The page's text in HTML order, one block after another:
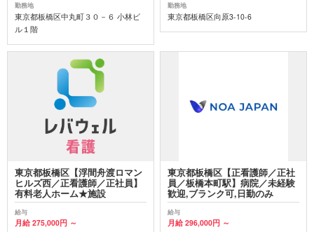
勤務地
東京都板橋区中丸町３０－６ 小林ビ
ル１階
勤務地
東京都板橋区向原3-10-6
東京都板橋区【浮間舟渡ロマン
ヒルズ西／正看護師／正社員】
有料老人ホーム★施設
給与
月給 275,000円 ～
東京都板橋区【正看護師／正社
員／板橋本町駅】病院／未経験
歓迎,ブランク可,日勤のみ
給与
月給 296,000円 ～